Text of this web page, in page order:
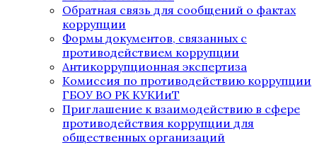
Обратная связь для сообщений о фактах
коррупции
Формы документов, связанных с
противодействием коррупции
Антикоррупционная экспертиза
Комиссия по противодействию коррупции
ГБОУ ВО РК КУКИиТ
Приглашение к взаимодействию в сфере
противодействия коррупции для
общественных организаций